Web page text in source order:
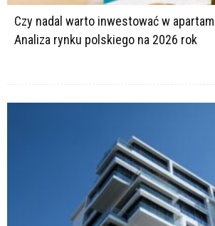
Czy nadal warto inwestować w
Analiza rynku polskiego na 2026 rok